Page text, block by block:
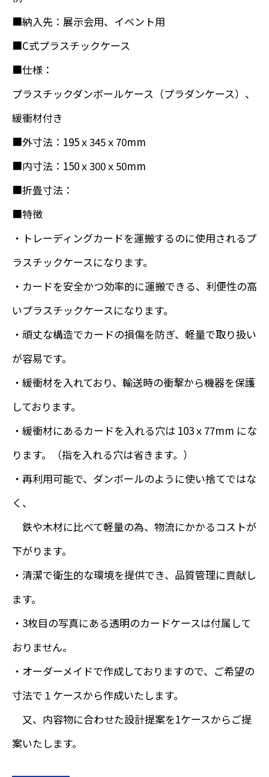
■納入先：展示会用、イベント用
■C式プラスチックケース
■仕様：
プラスチックダンボールケース（プラダンケース）、
緩衝材付き
■外寸法：195ｘ345ｘ70mm
■内寸法：150ｘ300ｘ50mm
■折畳寸法：
■特徴
・トレーディングカードを運搬するのに使用されるプ
ラスチックケースになります。
・カードを安全かつ効率的に運搬できる、利便性の高
いプラスチックケースになります。
・頑丈な構造でカードの損傷を防ぎ、軽量で取り扱い
が容易です。
・緩衝材を入れており、輸送時の衝撃から機器を保護
しております。
・緩衝材にあるカードを入れる穴は 103ｘ77mm にな
ります。（指を入れる穴は省きます。）
・再利用可能で、ダンボールのように使い捨てではな
く、
鉄や木材に比べて軽量の為、物流にかかるコストが
下がります。
・清潔で衛生的な環境を提供でき、品質管理に貢献し
ます。
・3枚目の写真にある透明のカードケースは付属して
おりません。
・オーダーメイドで作成しておりますので、ご希望の
寸法で１ケースから作成いたします。
又、内容物に合わせた設計提案を1ケースからご提
案いたします。